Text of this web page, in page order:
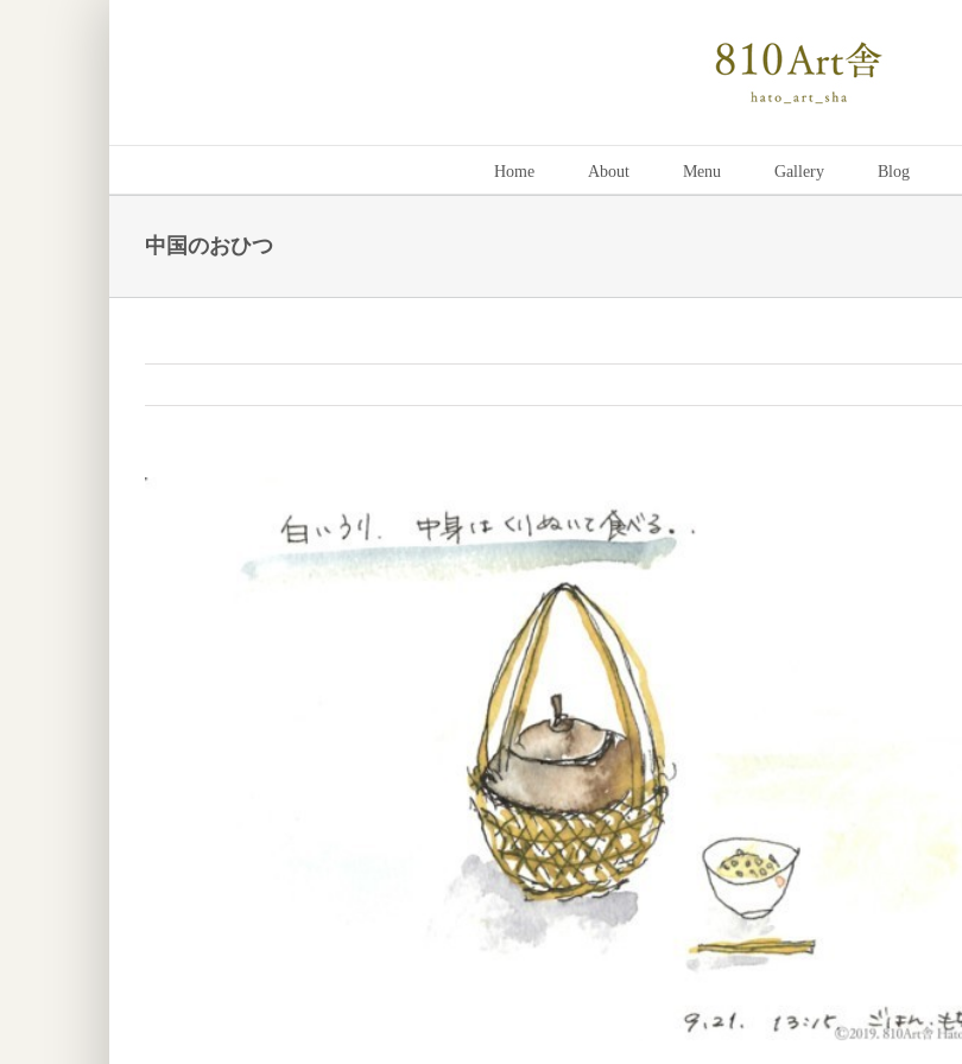
Home About Menu Gallery Blog
中国のおひつ